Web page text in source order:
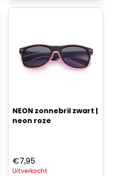
NEON zonnebril zwart |
neon roze
€7,95
Uitverkocht